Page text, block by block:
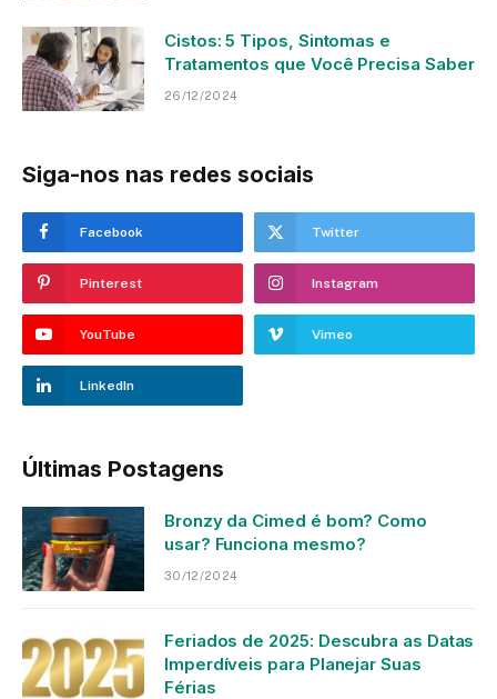
Cistos: 5 Tipos, Sintomas e
Tratamentos que Você Precisa Saber
26/12/2024
Siga-nos nas redes sociais
Facebook Twitter
Pinterest Instagram
YouTube Vimeo
LinkedIn
Últimas Postagens
Bronzy da Cimed é bom? Como
usar? Funciona mesmo?
30/12/2024
Feriados de 2025: Descubra as Datas
Imperdíveis para Planejar Suas
Férias